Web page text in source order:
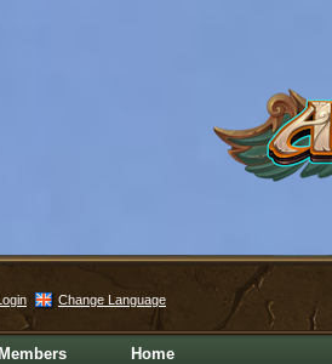
Change Language
Members Home